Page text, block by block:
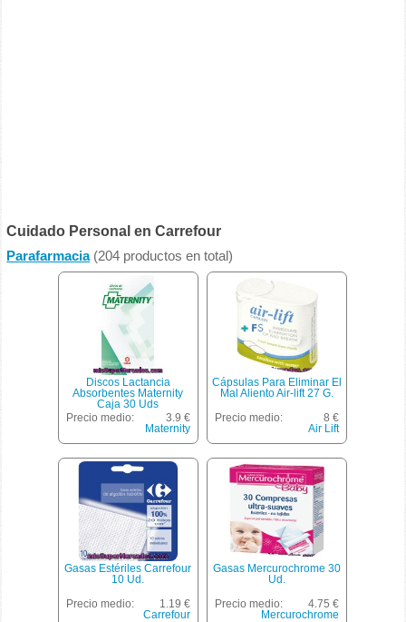
Cuidado Personal en Carrefour
Parafarmacia(204 productos en total)
Discos Lactancia
Absorbentes Maternity
Caja 30 Uds
Precio medio:
3.9 €
Maternity
Cápsulas Para Eliminar El
Mal Aliento Air-lift 27 G.
Precio medio:
8 €
Air Lift
Gasas Estériles Carrefour
10 Ud.
Precio medio:
1.19 €
Carrefour
Gasas Mercurochrome 30
Ud.
Precio medio:
4.75 €
Mercurochrome